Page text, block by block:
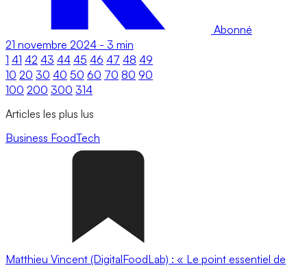
Abonné
21 novembre 2024 - 3 min
1 41 42 43 44 45 46 47 48 49
10 20 30 40 50 60 70 80 90
100 200 300 314
Articles les plus lus
Business FoodTech
Matthieu Vincent (DigitalFoodLab) : « Le point essentiel de